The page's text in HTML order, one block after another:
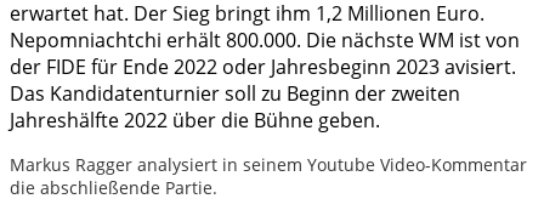
erwartet hat. Der Sieg bringt ihm 1,2 Millionen Euro.
Nepomniachtchi erhält 800.000. Die nächste WM ist von
der FIDE für Ende 2022 oder Jahresbeginn 2023 avisiert.
Das Kandidatenturnier soll zu Beginn der zweiten
Jahreshälfte 2022 über die Bühne geben.
Markus Ragger analysiert in seinem Youtube Video-Kommentar
die abschließende Partie.